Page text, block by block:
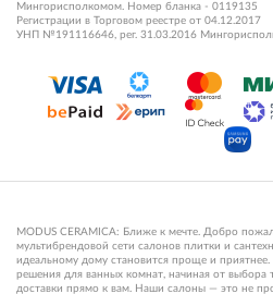
Мингорисполкомом. Номер бланка - 0119135
Регистрации в Торговом реестре от 04.12.2017
УНП №191116646, рег. 31.03.2016
MODUS CERAMICA: Ближе к мечте. Добро
мультибрендовой сети салонов плитки и
идеальному дому становится проще и
решения для ванных комнат, начиная от выбора
доставки прямо к вам. Наши салоны — это не